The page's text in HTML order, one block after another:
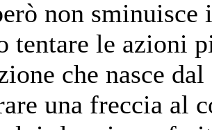
non
tentare le azioni
che nasce
una freccia al